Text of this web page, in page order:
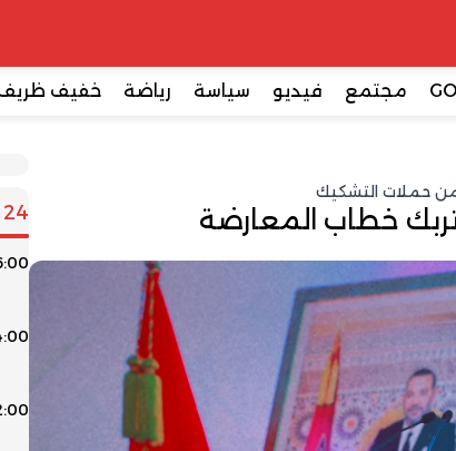
مجتمع فيديو سياسة رياضة خفيف
من حملات التشكيك
خطاب المعارضة 24 ساعة